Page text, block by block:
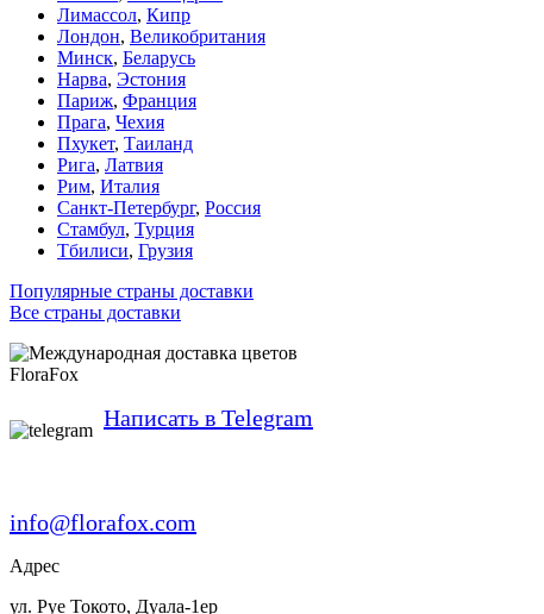
Лимассол, Кипр
Лондон, Великобритания
Минск, Беларусь
Нарва, Эстония
Париж, Франция
Прага, Чехия
Пхукет, Таиланд
Рига, Латвия
Рим, Италия
Санкт-Петербург, Россия
Стамбул, Турция
Тбилиси, Грузия
Популярные страны доставки
Все страны доставки
FloraFox
Написать в Telegram
info@florafox.com
Адрес
ул. Руе Токото, Дуала-1ер